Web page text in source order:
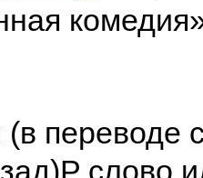
переводе с
слово